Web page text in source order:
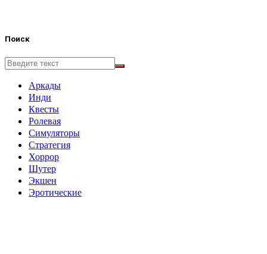
Поиск
Аркады
Инди
Квесты
Ролевая
Симуляторы
Стратегия
Хоррор
Шутер
Экшен
Эротические